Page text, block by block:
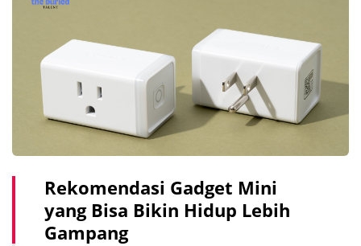
Rekomendasi Gadget Mini
yang Bisa Bikin Hidup Lebih
Gampang